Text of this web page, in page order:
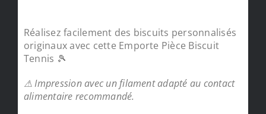
Réalisez facilement des biscuits personnalisés
originaux avec cette Emporte Pièce Biscuit
Tennis 🎾
⚠ Impression avec un filament adapté au contact
alimentaire recommandé.